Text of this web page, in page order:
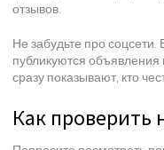
отзывов.
Не забудьте про соцсети.
публикуются
сразу показывают, кто
Как проверить